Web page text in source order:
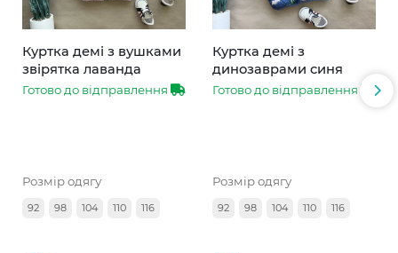
Куртка демі з вушками
звірятка лаванда
Готово до відправлення
Розмір одягу
92 98 104 110 116
Куртка демі з
динозаврами синя
Готово до відправлення
Розмір одягу
92 98 104 110 116